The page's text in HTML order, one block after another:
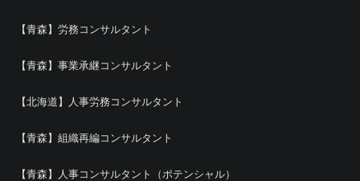
【青森】労務コンサルタント
【青森】事業承継コンサルタント
【北海道】人事労務コンサルタント
【青森】組織再編コンサルタント
【青森】人事コンサルタント（ポテンシャル）